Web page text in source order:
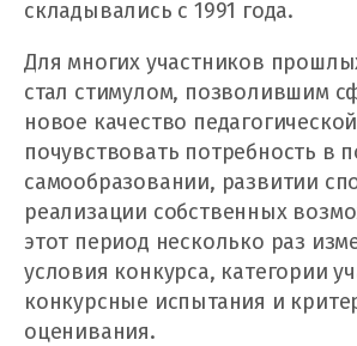
складывались с 1991 года.
Для многих участников
стал стимулом, позволившим
новое качество
почувствовать потребность в
самообразовании, развитии
реализации собственных
этот период несколько раз
условия конкурса, категории
конкурсные испытания и
оценивания.